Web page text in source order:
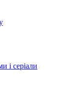
і серіали